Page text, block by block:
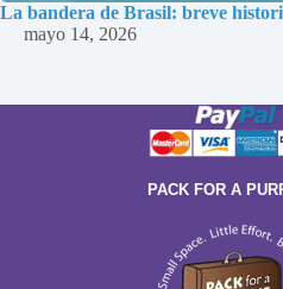
La bandera de Brasil: breve
mayo 14, 2026
PACK FOR A